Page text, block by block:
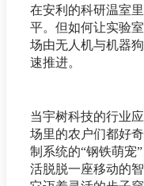
在安利的科研温室
平。但如何让实验
场由无人机与机器
速推进。
当宇树科技的行业
场里的农户们都好
制系统的“钢铁萌宠
活脱脱一座移动的